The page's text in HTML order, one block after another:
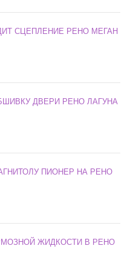
СЦЕПЛЕНИЕ РЕНО МЕГАН
ДВЕРИ РЕНО ЛАГУНА
ПИОНЕР НА РЕНО
ЖИДКОСТИ В РЕНО